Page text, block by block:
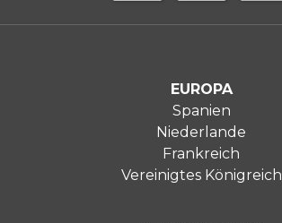
EUROPA
Spanien
Niederlande
Frankreich
Vereinigtes Königreich